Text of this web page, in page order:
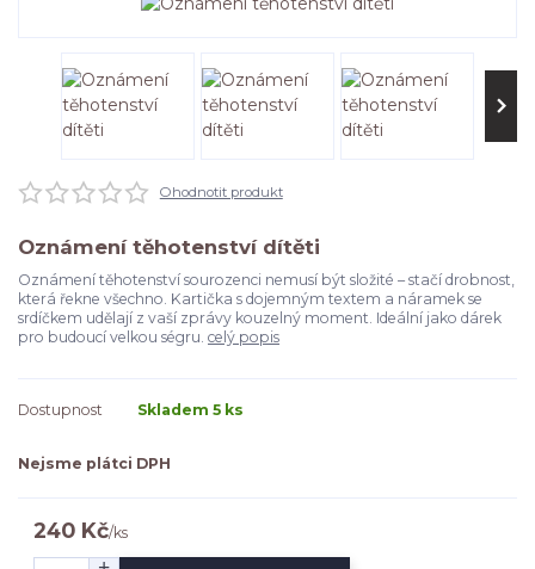
Ohodnotit produkt
Oznámení těhotenství dítěti
Oznámení těhotenství sourozenci nemusí být složité – stačí drobnost,
která řekne všechno. Kartička s dojemným textem a náramek se
srdíčkem udělají z vaší zprávy kouzelný moment. Ideální jako dárek
pro budoucí velkou ségru. celý popis
Dostupnost Skladem 5 ks
Nejsme plátci DPH
240 Kč/ks